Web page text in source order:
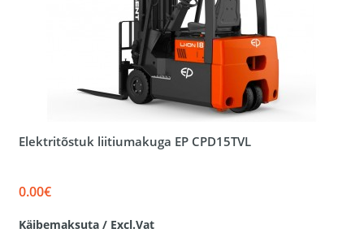
Elektritõstuk liitiumakuga EP CPD15TVL
0.00€
Käibemaksuta / Excl.Vat